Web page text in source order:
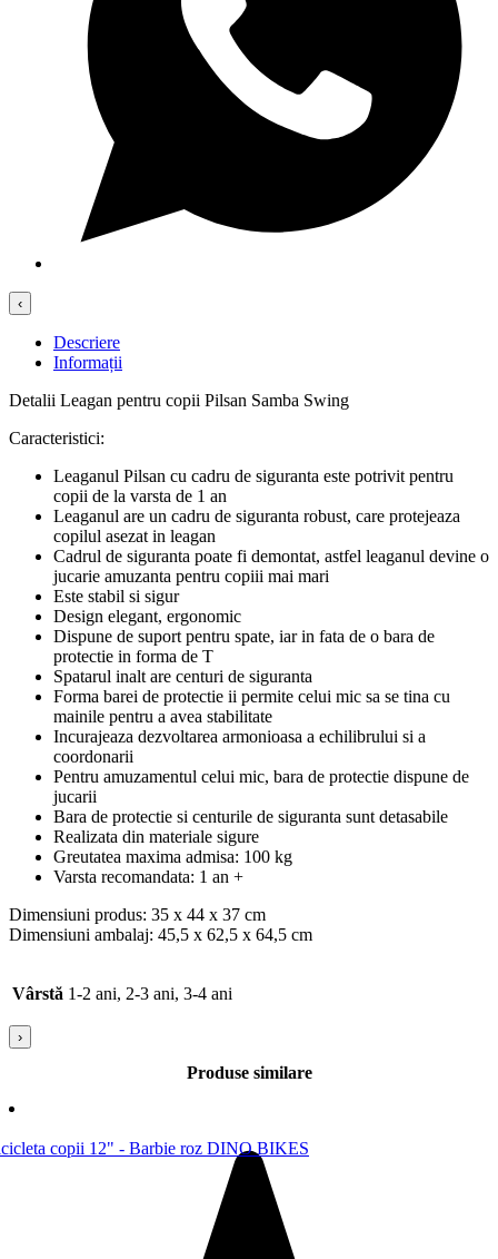
‹
Descriere
Informații
Detalii Leagan pentru copii Pilsan Samba Swing
Caracteristici:
Leaganul Pilsan cu cadru de siguranta este potrivit pentru
copii de la varsta de 1 an
Leaganul are un cadru de siguranta robust, care protejeaza
copilul asezat in leagan
Cadrul de siguranta poate fi demontat, astfel leaganul devine o
jucarie amuzanta pentru copiii mai mari
Este stabil si sigur
Design elegant, ergonomic
Dispune de suport pentru spate, iar in fata de o bara de
protectie in forma de T
Spatarul inalt are centuri de siguranta
Forma barei de protectie ii permite celui mic sa se tina cu
mainile pentru a avea stabilitate
Incurajeaza dezvoltarea armonioasa a echilibrului si a
coordonarii
Pentru amuzamentul celui mic, bara de protectie dispune de
jucarii
Bara de protectie si centurile de siguranta sunt detasabile
Realizata din materiale sigure
Greutatea maxima admisa: 100 kg
Varsta recomandata: 1 an +
Dimensiuni produs: 35 x 44 x 37 cm
Dimensiuni ambalaj: 45,5 x 62,5 x 64,5 cm
Vârstă 1-2 ani, 2-3 ani, 3-4 ani
›
Produse similare